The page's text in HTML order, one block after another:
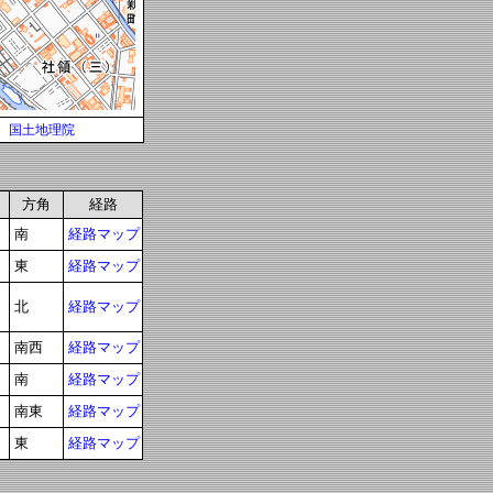
国土地理院
方角
経路
南
経路マップ
東
経路マップ
北 経路マップ
南西
経路マップ
南
経路マップ
南東
経路マップ
東
経路マップ